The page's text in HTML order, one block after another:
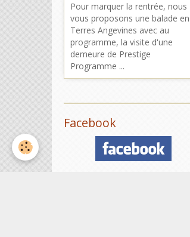
Pour marquer la rentrée, nous
vous proposons une balade en
Terres Angevines avec au
programme, la visite d'une
demeure de Prestige
Programme ...
Facebook